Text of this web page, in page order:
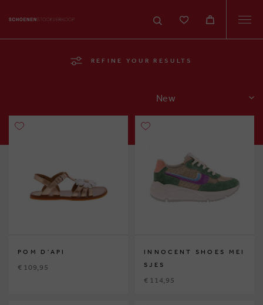
REFINE YOUR RESULTS
SORT
POM D'API
€ 109,95
INNOCENT SHOES MEI
SJES
€ 114,95